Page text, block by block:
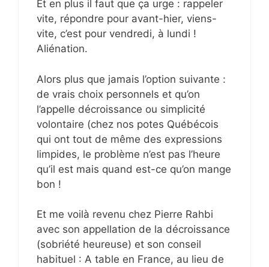
Et en plus il faut que ça urge : rappeler
vite, répondre pour avant-hier, viens-
vite, c’est pour vendredi, à lundi !
Aliénation.
Alors plus que jamais l’option suivante :
de vrais choix personnels et qu’on
l’appelle décroissance ou simplicité
volontaire (chez nos potes Québécois
qui ont tout de même des expressions
limpides, le problème n’est pas l’heure
qu’il est mais quand est-ce qu’on mange
bon !
Et me voilà revenu chez Pierre Rahbi
avec son appellation de la décroissance
(sobriété heureuse) et son conseil
habituel : A table en France, au lieu de